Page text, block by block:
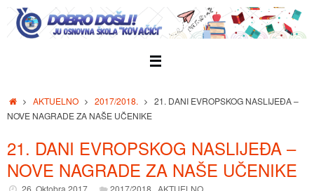
Skip
content
HomeAKTUELNO 2017/2018.
21. DANI EVROPSKOG NASLIJEĐA –
NOVE NAGRADE ZA NAŠE UČENIKE
21. DANI EVROPSKOG NASLIJEĐA –
NOVE NAGRADE ZA NAŠE UČENIKE
26. Oktobra 2017. 2017/2018.,AKTUELNO